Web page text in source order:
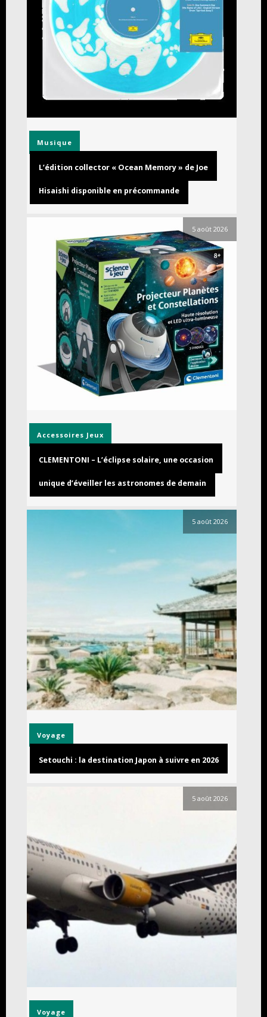
Musique
L’édition collector « Ocean Memory » de Joe
Hisaishi disponible en précommande
5 août 2026
Accessoires Jeux
CLEMENTONI – L’éclipse solaire, une occasion
unique d’éveiller les astronomes de demain
5 août 2026
Voyage
Setouchi : la destination Japon à suivre en 2026
5 août 2026
Voyage